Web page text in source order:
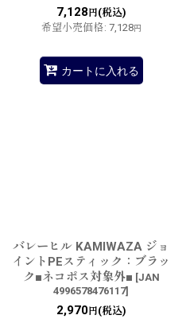
7,128 円(税込)
希望小売価格: 7,128円
カートに入れる
バレーヒル KAMIWAZA ジョ
イントPEスティック：ブラッ
ク■ネコポス対象外■ [JAN
4996578476117]
2,970円(税込)